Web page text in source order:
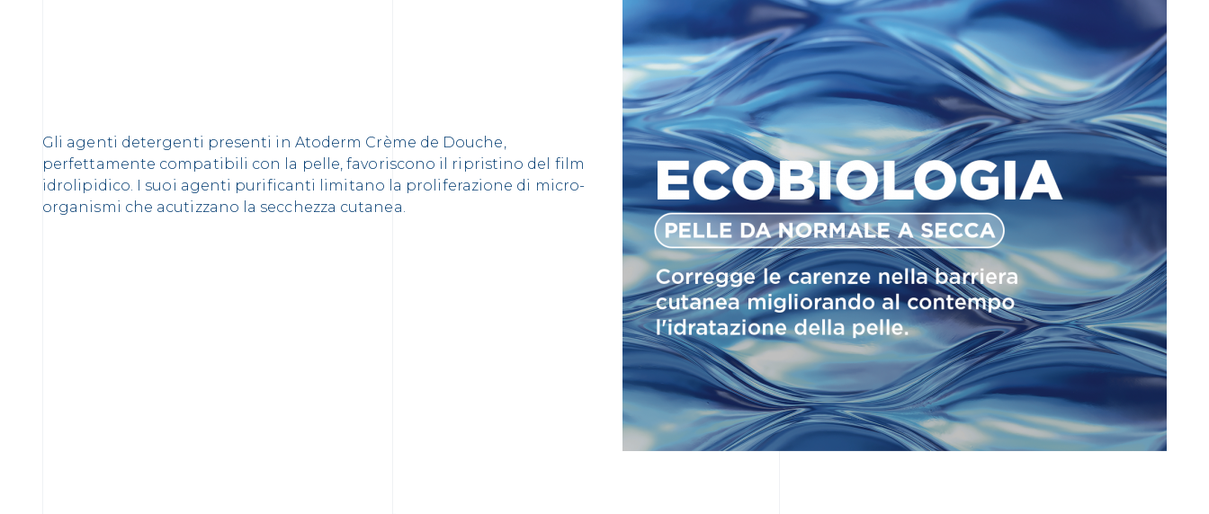
Gli agenti detergenti presenti in Atoderm Crème de Douche,
perfettamente compatibili con la pelle, favoriscono il ripristino del film
idrolipidico. I suoi agenti purificanti limitano la proliferazione di micro-
organismi che acutizzano la secchezza cutanea.